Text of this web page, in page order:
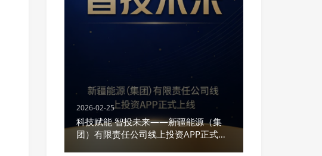
2026-02-25
科技赋能 智投未来——新疆能源（集
团）有限责任公司线上投资APP正式上